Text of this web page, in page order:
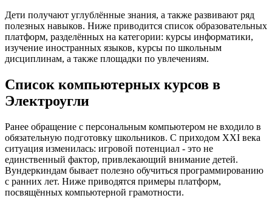
Дети получают углублённые знания, а также развивают ряд
полезных навыков. Ниже приводится список образовательных
платформ, разделённых на категории: курсы информатики,
изучение иностранных языков, курсы по школьным
дисциплинам, а также площадки по увлечениям.
Список компьютерных курсов в
Электроугли
Ранее обращение с персональным компьютером не входило в
обязательную подготовку школьников. С приходом XXI века
ситуация изменилась: игровой потенциал - это не
единственный фактор, привлекающий внимание детей.
Вундеркиндам бывает полезно обучиться программированию
с ранних лет. Ниже приводятся примеры платформ,
посвящённых компьютерной грамотности.